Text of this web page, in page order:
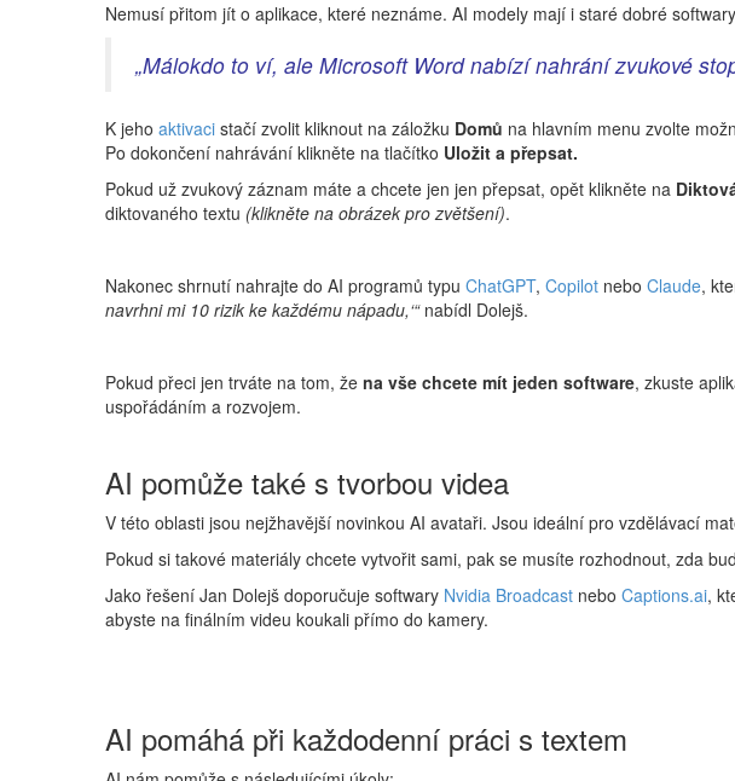
Nemusí přitom jít o aplikace, které neznáme. AI modely mají i staré dobré
„Málokdo to ví, ale Microsoft Word nabízí nahrání zvukové
K jeho aktivaci stačí zvolit kliknout na záložku Domů na hlavním menu zvolte
Po dokončení nahrávání klikněte na tlačítko Uložit a přepsat.
Pokud už zvukový záznam máte a chcete jen jen přepsat, opět klikněte na
diktovaného textu (klikněte na obrázek pro zvětšení).
Nakonec shrnutí nahrajte do AI programů typu ChatGPT, Copilot nebo Claude,
navrhni mi 10 rizik ke každému nápadu,‘“ nabídl Dolejš.
Pokud přeci jen trváte na tom, že na vše chcete mít jeden software, zkuste
uspořádáním a rozvojem.
AI pomůže také s tvorbou videa
V této oblasti jsou nejžhavější novinkou AI avataři. Jsou ideální pro vzdělávací
Pokud si takové materiály chcete vytvořit sami, pak se musíte rozhodnout, zda
Jako řešení Jan Dolejš doporučuje softwary Nvidia Broadcast nebo Captions.ai,
abyste na finálním videu koukali přímo do kamery.
AI pomáhá při každodenní práci s textem